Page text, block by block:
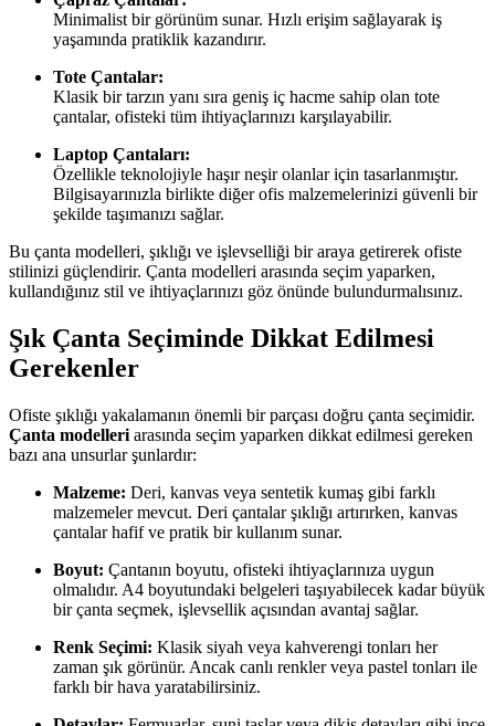
Minimalist bir görünüm sunar. Hızlı erişim sağlayarak iş
yaşamında pratiklik kazandırır.
Tote Çantalar:
Klasik bir tarzın yanı sıra geniş iç hacme sahip olan tote
çantalar, ofisteki tüm ihtiyaçlarınızı karşılayabilir.
Laptop Çantaları:
Özellikle teknolojiyle haşır neşir olanlar için tasarlanmıştır.
Bilgisayarınızla birlikte diğer ofis malzemelerinizi güvenli bir
şekilde taşımanızı sağlar.
Bu çanta modelleri, şıklığı ve işlevselliği bir araya getirerek ofiste
stilinizi güçlendirir. Çanta modelleri arasında seçim yaparken,
kullandığınız stil ve ihtiyaçlarınızı göz önünde bulundurmalısınız.
Şık Çanta Seçiminde Dikkat Edilmesi
Gerekenler
Ofiste şıklığı yakalamanın önemli bir parçası doğru çanta seçimidir.
Çanta modelleri arasında seçim yaparken dikkat edilmesi gereken
bazı ana unsurlar şunlardır:
Malzeme: Deri, kanvas veya sentetik kumaş gibi farklı
malzemeler mevcut. Deri çantalar şıklığı artırırken, kanvas
çantalar hafif ve pratik bir kullanım sunar.
Boyut: Çantanın boyutu, ofisteki ihtiyaçlarınıza uygun
olmalıdır. A4 boyutundaki belgeleri taşıyabilecek kadar büyük
bir çanta seçmek, işlevsellik açısından avantaj sağlar.
Renk Seçimi: Klasik siyah veya kahverengi tonları her
zaman şık görünür. Ancak canlı renkler veya pastel tonları ile
farklı bir hava yaratabilirsiniz.